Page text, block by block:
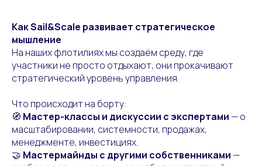
Как Sail&Scale развивает стратегическое
мышление
На наших флотилиях мы создаём среду, где
участники не просто отдыхают, они прокачивают
стратегический уровень управления.
Что происходит на борту:
🧭 Мастер-классы и дискуссии с экспертами — о
масштабировании, системности, продажах,
менеджменте, инвестициях.
🤝 Мастермайнды с другими собственниками —